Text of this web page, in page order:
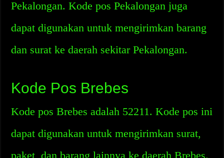
Pekalongan. Kode pos Pekalongan juga
dapat digunakan untuk mengirimkan barang
dan surat ke daerah sekitar Pekalongan.
Kode Pos Brebes
Kode pos Brebes adalah 52211. Kode pos ini
dapat digunakan untuk mengirimkan surat,
paket, dan barang lainnya ke daerah Brebes.